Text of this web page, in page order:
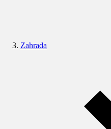
Zahrada